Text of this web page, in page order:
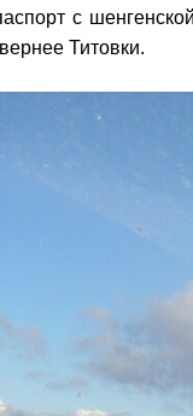
с
Титовки.